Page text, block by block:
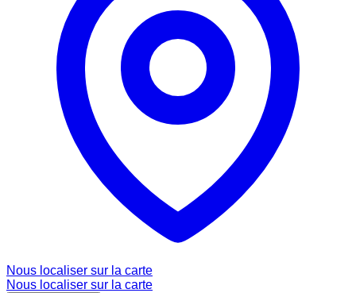
Nous localiser sur la carte
Nous localiser sur la carte